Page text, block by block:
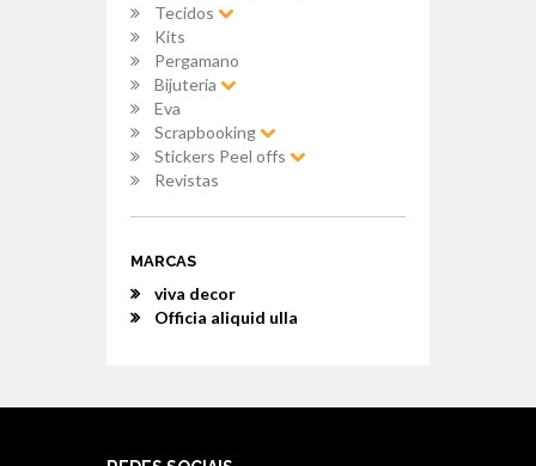
Tecidos
Kits
Pergamano
Bijuteria
Eva
Scrapbooking
Stickers Peel offs
Revistas
MARCAS
viva decor
Officia aliquid ulla